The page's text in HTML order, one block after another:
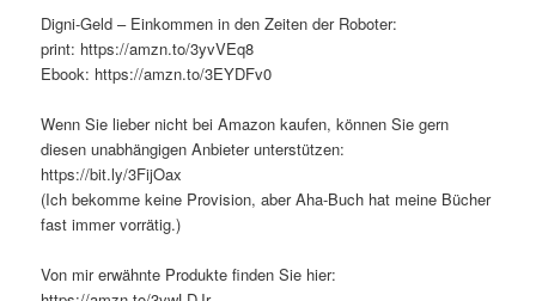
Digni-Geld – Einkommen in den Zeiten der Roboter:
print: https://amzn.to/3yvVEq8
Ebook: https://amzn.to/3EYDFv0
Wenn Sie lieber nicht bei Amazon kaufen, können Sie gern
diesen unabhängigen Anbieter unterstützen:
https://bit.ly/3FijOax
(Ich bekomme keine Provision, aber Aha-Buch hat meine Bücher
fast immer vorrätig.)
Von mir erwähnte Produkte finden Sie hier: